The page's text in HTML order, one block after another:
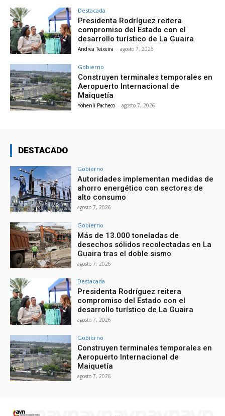
Destacada
Presidenta Rodríguez reitera
compromiso del Estado con el
desarrollo turístico de La Guaira
Andrea Teixeira - agosto 7, 2026
Gobierno
Construyen terminales temporales en
Aeropuerto Internacional de
Maiquetía
Yohenli Pacheco - agosto 7, 2026
DESTACADO
Gobierno
Autoridades implementan medidas de
ahorro energético con sectores de
alto consumo
agosto 7, 2026
Gobierno
Más de 13.000 toneladas de
desechos sólidos recolectadas en La
Guaira tras el doble sismo
agosto 7, 2026
Destacada
Presidenta Rodríguez reitera
compromiso del Estado con el
desarrollo turístico de La Guaira
agosto 7, 2026
Gobierno
Construyen terminales temporales en
Aeropuerto Internacional de
Maiquetía
agosto 7, 2026